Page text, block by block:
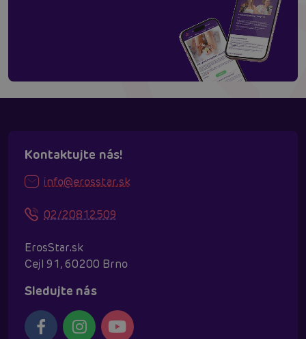
Kontaktujte nás!
info@erosstar.sk
02/20812509
ErosStar.sk
Cejl 91, 60200 Brno
Sledujte nás